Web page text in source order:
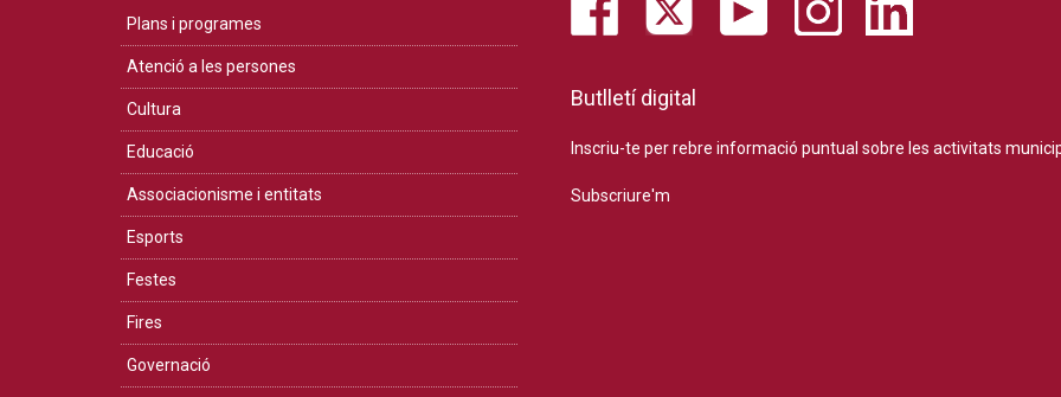
Plans i programes
Atenció a les persones
Cultura
Educació
Associacionisme i entitats
Esports
Festes
Fires
Governació
Butlletí digital
Inscriu-te per rebre informació puntual sobre les activitats
Subscriure'm